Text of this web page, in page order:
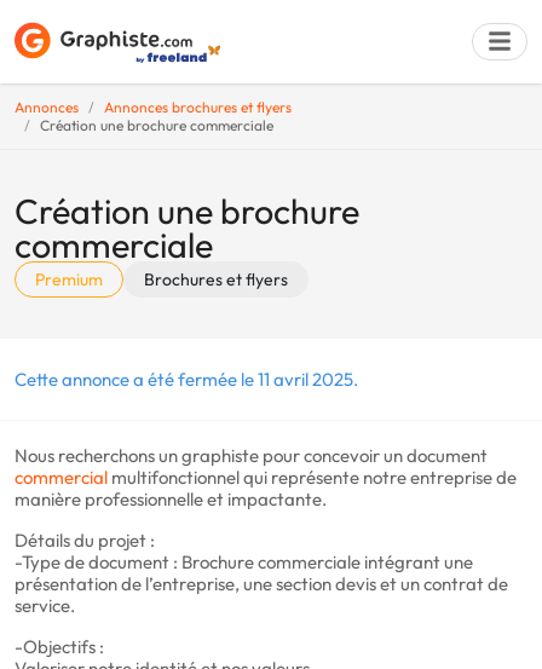
Annonces
Annonces brochures et flyers
Création une brochure commerciale
Création une brochure
commerciale
Premium Brochures et flyers
Cette annonce a été fermée le 11 avril 2025.
Nous recherchons un graphiste pour concevoir un document
commercial multifonctionnel qui représente notre entreprise de
manière professionnelle et impactante.
Détails du projet :
-Type de document : Brochure commerciale intégrant une
présentation de l’entreprise, une section devis et un contrat de
service.
-Objectifs :